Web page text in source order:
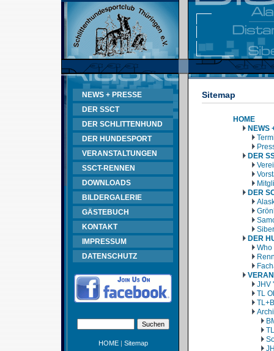
NEWS + PRESSE
DER SSCT
DER SCHLITTENHUND
DER HUNDESPORT
VERANSTALTUNGEN
SSCT-RENNEN
DOWNLOADS
BILDERGALERIE
GÄSTEBUCH
KONTAKT
IMPRESSUM
DATENSCHUTZ
HOME| Sitemap
Sitemap
HOME
NEWS
DER
DER
DER
Who
JHV
TL